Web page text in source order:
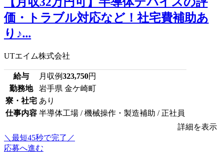
価・トラブル対応など！社宅費補助あ
り♪...
UTエイム株式会社
給与 月収例323,750円
勤務地
岩手県 金ケ崎町
寮・社宅 あり
仕事内容 半導体工場 / 機械操作・製造補助 / 正社員
詳細を表示
＼最短45秒で完了／
応募へ進む